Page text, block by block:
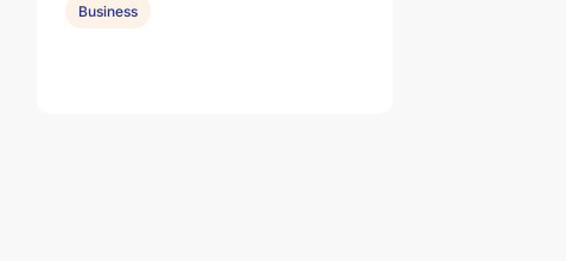
Business